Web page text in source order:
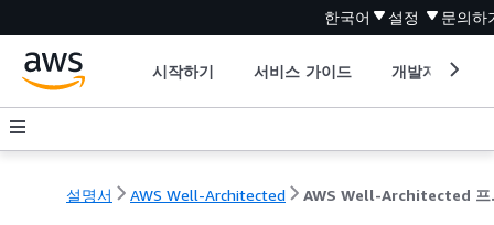
한국어 설정 문의하
시작하기 서비스 가이드 개발자 도구
설명서 AWS Well-Architected